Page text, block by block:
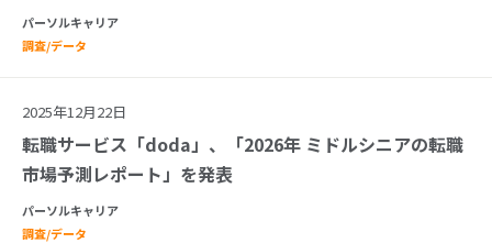
パーソルキャリア
調査/データ
2025年12月22日
転職サービス「doda」、「2026年 ミドルシニアの転職
市場予測レポート」を発表
パーソルキャリア
調査/データ